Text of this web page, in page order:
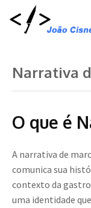
Narrativa
O que é
A narrativa de
comunica sua
contexto da
uma identidade